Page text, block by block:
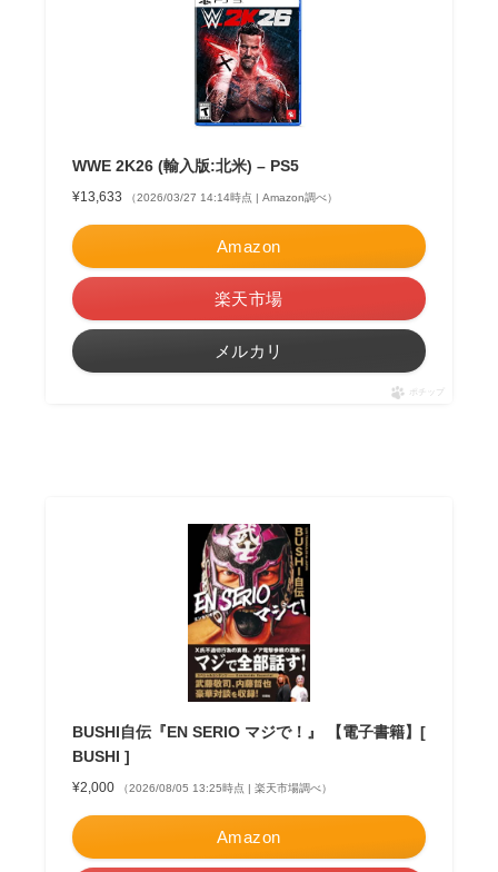
WWE 2K26 (輸入版:北米) – PS5
¥13,633 （2026/03/27 14:14時点 | Amazon調べ）
Amazon
楽天市場
メルカリ
ポチップ
BUSHI自伝『EN SERIO マジで！』 【電子書籍】[
BUSHI ]
¥2,000 （2026/08/05 13:25時点 | 楽天市場調べ）
Amazon